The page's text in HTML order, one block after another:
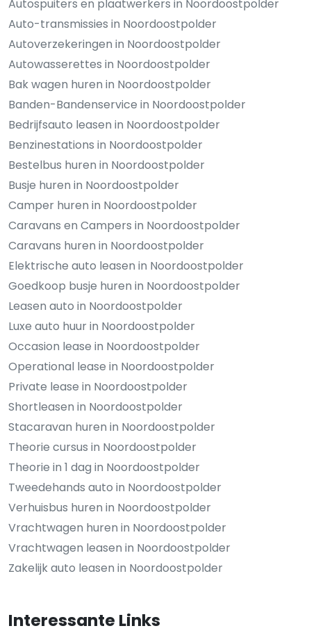
Autospuiters en plaatwerkers in Noordoostpolder
Auto-transmissies in Noordoostpolder
Autoverzekeringen in Noordoostpolder
Autowasserettes in Noordoostpolder
Bak wagen huren in Noordoostpolder
Banden-Bandenservice in Noordoostpolder
Bedrijfsauto leasen in Noordoostpolder
Benzinestations in Noordoostpolder
Bestelbus huren in Noordoostpolder
Busje huren in Noordoostpolder
Camper huren in Noordoostpolder
Caravans en Campers in Noordoostpolder
Caravans huren in Noordoostpolder
Elektrische auto leasen in Noordoostpolder
Goedkoop busje huren in Noordoostpolder
Leasen auto in Noordoostpolder
Luxe auto huur in Noordoostpolder
Occasion lease in Noordoostpolder
Operational lease in Noordoostpolder
Private lease in Noordoostpolder
Shortleasen in Noordoostpolder
Stacaravan huren in Noordoostpolder
Theorie cursus in Noordoostpolder
Theorie in 1 dag in Noordoostpolder
Tweedehands auto in Noordoostpolder
Verhuisbus huren in Noordoostpolder
Vrachtwagen huren in Noordoostpolder
Vrachtwagen leasen in Noordoostpolder
Zakelijk auto leasen in Noordoostpolder
Interessante Links